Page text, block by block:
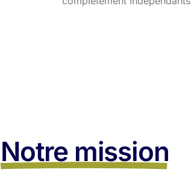
Notre mission